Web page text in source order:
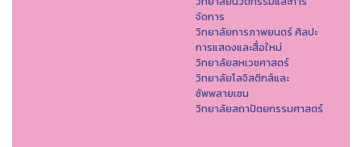
จัดการ
วิทยาลัยการภาพยนตร์ ศิลปะ
การแสดงและสื่อใหม่
วิทยาลัยสหเวชศาสตร์
วิทยาลัยโลจิสติกส์และ
ซัพพลายเชน
วิทยาลัยสถาปัตยกรรมศาสตร์